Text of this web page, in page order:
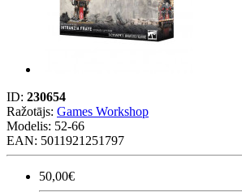
ID: 230654
Ražotājs: Games Workshop
Modelis: 52-66
EAN: 5011921251797
50,00€